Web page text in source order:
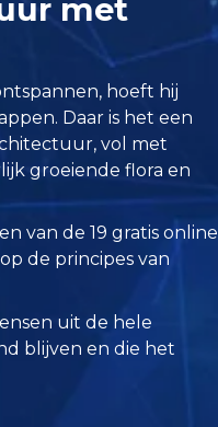
met
hoeft hij
Daar is het een
vol met
groeiende flora en
van de 19 gratis online
de principes van
uit de hele
blijven en die het